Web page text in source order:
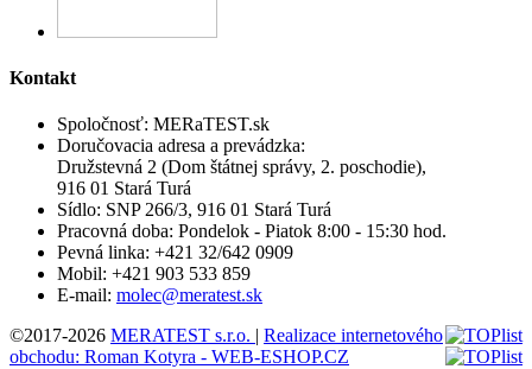
Kontakt
Spoločnosť: MERaTEST.sk
Doručovacia adresa a prevádzka:
Družstevná 2 (Dom štátnej správy, 2. poschodie),
916 01 Stará Turá
Sídlo: SNP 266/3, 916 01 Stará Turá
Pracovná doba: Pondelok - Piatok 8:00 - 15:30 hod.
Pevná linka: +421 32/642 0909
Mobil: +421 903 533 859
E-mail: molec@meratest.sk
©2017-2026 MERATEST s.r.o. | Realizace internetového
obchodu: Roman Kotyra - WEB-ESHOP.CZ